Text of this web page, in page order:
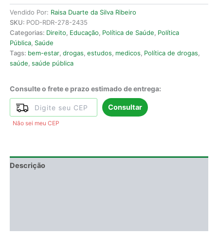
Vendido Por: Raisa Duarte da Silva Ribeiro
SKU: POD-RDR-278-2435
Categorias: Direito, Educação, Política de Saúde, Política
Pública, Saúde
Tags: bem-estar, drogas, estudos, medicos, Política de drogas,
saúde, saúde pública
Consulte o frete e prazo estimado de entrega:
Consultar
Não sei meu CEP
Descrição